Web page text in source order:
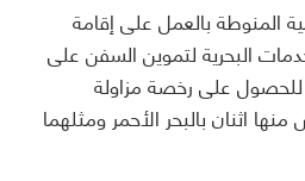
المنوطة بالعمل على إقامة
البحرية لتموين السفن على
للحصول على رخصة مزاولة
4 تراخيص منها اثنان بالبحر الأحمر ومثلهما